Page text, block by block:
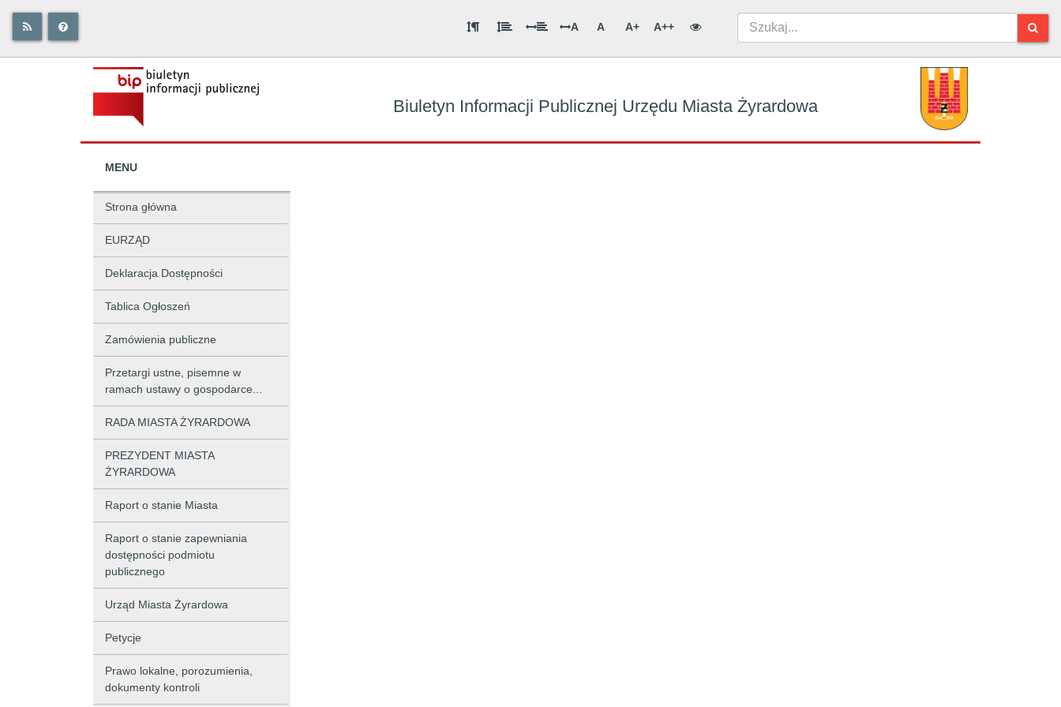
A A A+ A++
Biuletyn Informacji Publicznej Urzędu Miasta Żyrardowa
MENU
Strona główna
EURZĄD
Deklaracja Dostępności
Tablica Ogłoszeń
Zamówienia publiczne
Przetargi ustne, pisemne w
ramach ustawy o gospodarce...
RADA MIASTA ŻYRARDOWA
PREZYDENT MIASTA
ŻYRARDOWA
Raport o stanie Miasta
Raport o stanie zapewniania
dostępności podmiotu
publicznego
Urząd Miasta Żyrardowa
Petycje
Prawo lokalne, porozumienia,
dokumenty kontroli